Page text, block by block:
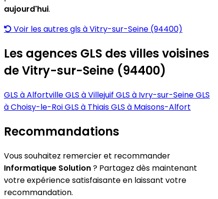
aujourd'hui.
Voir les autres gls à Vitry-sur-Seine (94400)
Les agences GLS des villes voisines
de Vitry-sur-Seine (94400)
GLS à AlfortvilleGLS à Villejuif GLS à Ivry-sur-SeineGLS
à Choisy-le-RoiGLS à ThiaisGLS à Maisons-Alfort
Recommandations
Vous souhaitez remercier et recommander
Informatique Solution? Partagez dès maintenant
votre expérience satisfaisante en laissant votre
recommandation.